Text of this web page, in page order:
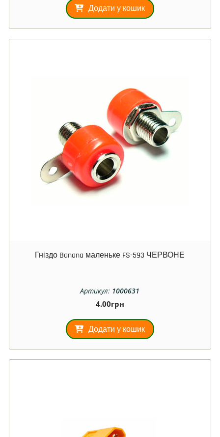
Додати у кошик
Гніздо Banana маленьке FS-593 ЧЕРВОНЕ
Артикул: 1000631
4.00грн
Додати у кошик